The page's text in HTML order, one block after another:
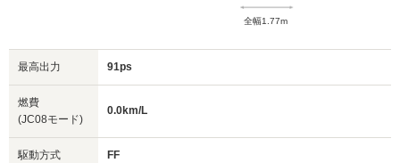
全幅1.77m
最高出力 91ps
燃費
(JC08モード)
0.0km/L
駆動方式 FF